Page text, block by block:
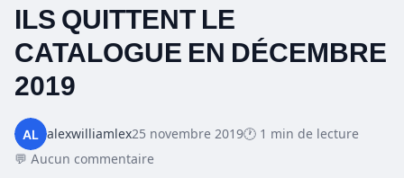
ILS QUITTENT LE
CATALOGUE EN DÉCEMBRE
2019
alexwilliamlex25 novembre 2019🕐 1 min de lecture
💬 Aucun commentaire